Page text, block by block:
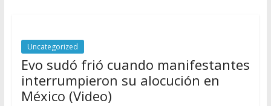
Uncategorized
Evo sudó frió cuando manifestantes
interrumpieron su alocución en
México (Video)